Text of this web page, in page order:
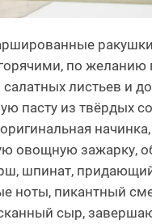
по
салатных листьев и
пасту из твёрдых
овощную зажарку,
шпинат,
ноты, пикантный
сыр,